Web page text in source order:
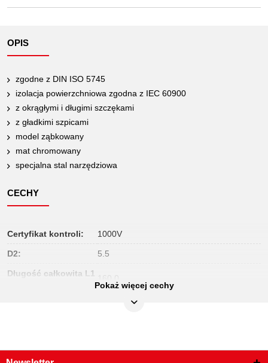
OPIS
zgodne z DIN ISO 5745
izolacja powierzchniowa zgodna z IEC 60900
z okrągłymi i długimi szczękami
z gładkimi szpicami
model ząbkowany
mat chromowany
specjalna stal narzędziowa
CECHY
Certyfikat kontroli: 1000V
D2: 5.5
Długość całkowita L1
Pokaż więcej cechy